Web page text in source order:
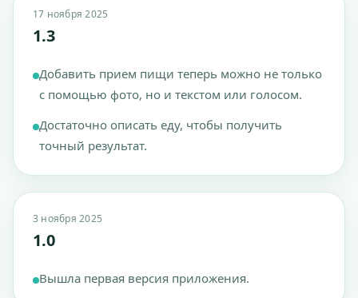
17 ноября 2025
1.3
Добавить прием пищи теперь можно не только
с помощью фото, но и текстом или голосом.
Достаточно описать еду, чтобы получить
точный результат.
3 ноября 2025
1.0
Вышла первая версия приложения.